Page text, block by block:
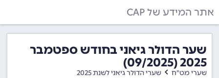
אתר המידע של CAP
שער הדולר גיאני בחודש ספטמבר
2025 (09/2025)
שערי מט"ח שערי הדולר גיאני לשנת 2025